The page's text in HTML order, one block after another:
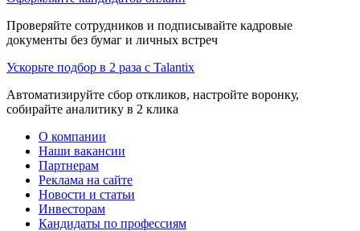
Проверяйте сотрудников и подписывайте кадровые
документы без бумаг и личных встреч
Ускорьте подбор в 2 раза с Talantix
Автоматизируйте сбор откликов, настройте воронку,
собирайте аналитику в 2 клика
О компании
Наши вакансии
Партнерам
Реклама на сайте
Новости и статьи
Инвесторам
Кандидаты по профессиям